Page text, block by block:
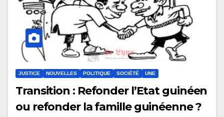
JUSTICE NOUVELLES POLITIQUE SOCIÉTÉ UNE
Transition : Refonder l’Etat guinéen
ou refonder la famille guinéenne ?